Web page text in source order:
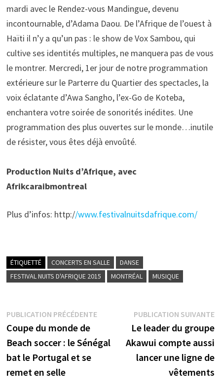
mardi avec le Rendez-vous Mandingue, devenu
incontournable, d’Adama Daou. De l’Afrique de l’ouest à
Haïti il n’y a qu’un pas : le show de Vox Sambou, qui
cultive ses identités multiples, ne manquera pas de vous
le montrer. Mercredi, 1er jour de notre programmation
extérieure sur le Parterre du Quartier des spectacles, la
voix éclatante d’Awa Sangho, l’ex-Go de Koteba,
enchantera votre soirée de sonorités inédites. Une
programmation des plus ouvertes sur le monde…inutile
de résister, vous êtes déjà envoûté.
Production Nuits d’Afrique, avec
Afrikcaraibmontreal
Plus d’infos: http://www.festivalnuitsdafrique.com/
ÉTIQUETTÉ CONCERTS EN SALLE
DANSE
FESTIVAL NUITS D'AFRIQUE 2015
MONTRÉAL MUSIQUE
Navigation
de
l’article
PUBLICATION PRÉCÉDENTEPublication
précédente :
Coupe du monde de
Beach soccer : le Sénégal
bat le Portugal et se
remet en selle
PUBLICATION SUIVANTE
Le leader du groupe
Akawui compte aussi
lancer une ligne de
vêtements